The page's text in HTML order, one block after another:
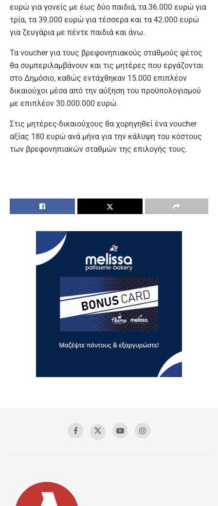
ευρώ για γονείς με έως δύο παιδιά, τα 36.000 ευρώ για
τρία, τα 39.000 ευρώ για τέσσερα και τα 42.000 ευρώ
για ζευγάρια με πέντε παιδιά και άνω.
Τα voucher για τους βρεφονηπιακούς σταθμούς φέτος
θα συμπεριλαμβάνουν και τις μητέρες που εργάζονται
στο Δημόσιο, καθώς εντάχθηκαν 15.000 επιπλέον
δικαιούχοι μέσα από την αύξηση του προϋπολογισμού
με επιπλέον 30.000.000 ευρώ.
Στις μητέρες-δικαιούχους θα χορηγηθεί ένα voucher
αξίας 180 ευρώ ανά μήνα για την κάλυψη του κόστους
των βρεφονηπιακών σταθμών της επιλογής τους.